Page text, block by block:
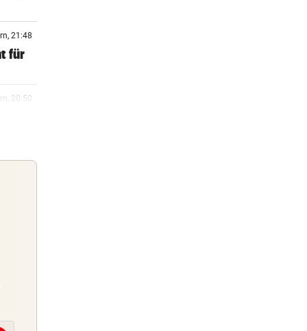
21:48
für
20:50
20:38
19:58